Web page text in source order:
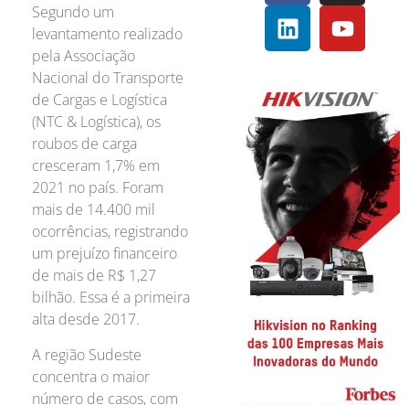
Segundo um
levantamento realizado
pela Associação
Nacional do Transporte
de Cargas e Logística
(NTC & Logística), os
roubos de carga
cresceram 1,7% em
2021 no país. Foram
mais de 14.400 mil
ocorrências, registrando
um prejuízo financeiro
de mais de R$ 1,27
bilhão. Essa é a primeira
alta desde 2017.
A região Sudeste
concentra o maior
número de casos, com